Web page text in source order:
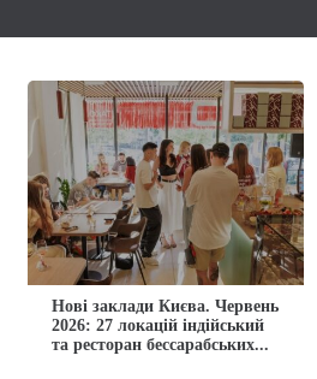
Нові заклади Києва. Червень
2026: 27 локацій індійський
та ресторан бессарабських...